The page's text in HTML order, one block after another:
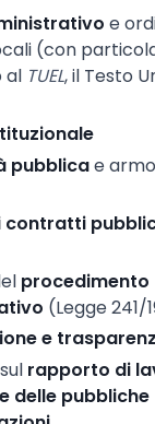
e
(con
al TUEL, il Testo
pubblicae
contratti
procedimento
(Legge 241/
e
rapporto di
delle pubbliche